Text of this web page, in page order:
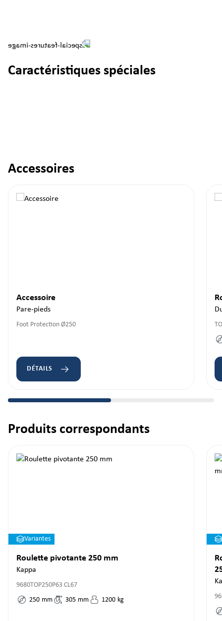
Caractéristiques spéciales
Ignorer la galerie de produits
Accessoires
Accessoire
Pare-pieds
Foot Protection Ø250
DÉTAILS
Ignorer la galerie de produits
Produits correspondants
Variantes
Roulette pivotante 250 mm
Kappa
9680TOP250P63 CL67
250 mm 305 mm 1200 kg